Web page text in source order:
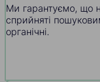
Ми гарантуємо, що
сприйняті
органічні.